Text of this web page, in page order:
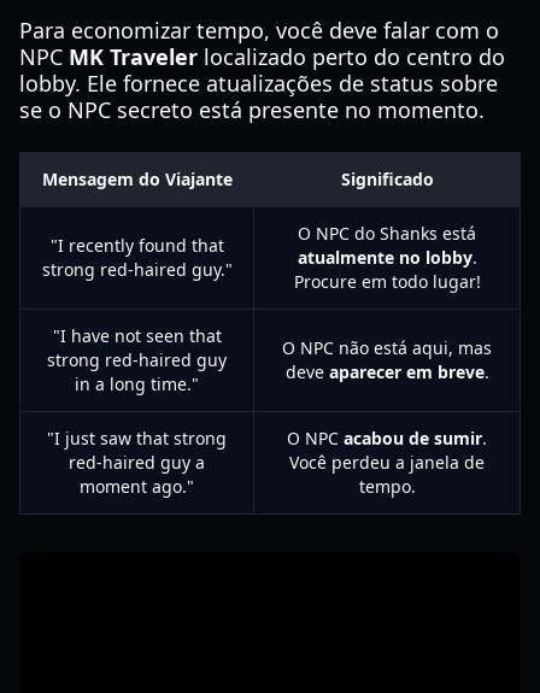
Para economizar tempo, você deve falar com o
NPC MK Traveler localizado perto do centro do
lobby. Ele fornece atualizações de status sobre
se o NPC secreto está presente no momento.
Mensagem do Viajante Significado
"I recently found that
strong red-haired guy."
O NPC do Shanks está
atualmente no lobby.
Procure em todo lugar!
"I have not seen that
strong red-haired guy
in a long time."
O NPC não está aqui, mas
deve aparecer em breve.
"I just saw that strong
red-haired guy a
moment ago."
O NPC acabou de sumir.
Você perdeu a janela de
tempo.